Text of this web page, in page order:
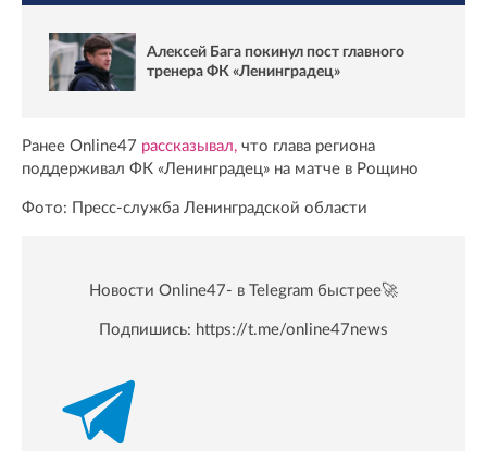
Алексей Бага покинул пост главного
тренера ФК «Ленинградец»
Ранее Online47 рассказывал, что глава региона
поддерживал ФК «Ленинградец» на матче в Рощино
Фото: Пресс-служба Ленинградской области
Новости Online47- в Telegram быстрее🚀
Подпишись: https://t.me/online47news